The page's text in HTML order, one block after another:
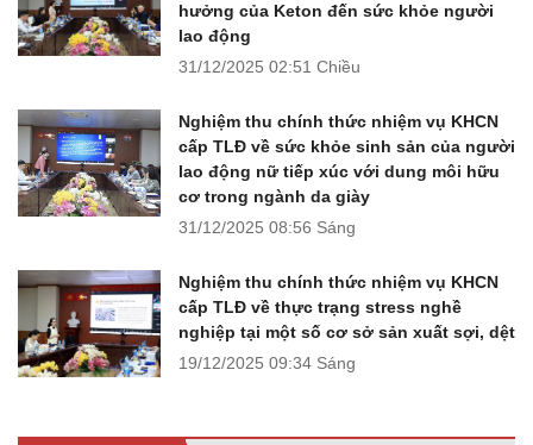
hưởng của Keton đến sức khỏe người
lao động
31/12/2025 02:51 Chiều
Nghiệm thu chính thức nhiệm vụ KHCN
cấp TLĐ về sức khỏe sinh sản của người
lao động nữ tiếp xúc với dung môi hữu
cơ trong ngành da giày
31/12/2025 08:56 Sáng
Nghiệm thu chính thức nhiệm vụ KHCN
cấp TLĐ về thực trạng stress nghề
nghiệp tại một số cơ sở sản xuất sợi, dệt
19/12/2025 09:34 Sáng